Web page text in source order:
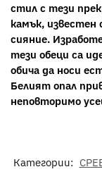
стил с тези
камък, известен
сияние.
тези обеци са
обича да носи
Белият опал
неповторимо
Категории: